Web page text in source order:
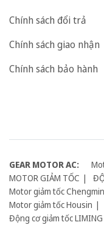
Chính sách đổi trả
Chính sách giao nhận
Chính sách bảo hành
GEAR MOTOR AC:
MOTOR GIẢM TỐC
Motor giảm tốc
Motor giảm tốc Housin
Động cơ giảm tốc LIMING